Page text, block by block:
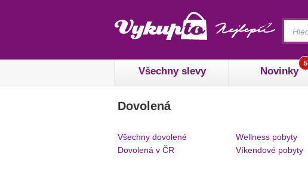
Všechny slevy Novinky
5
Dovolená
Všechny dovolené
Dovolená v ČR
Wellness pobyty
Víkendové pobyty